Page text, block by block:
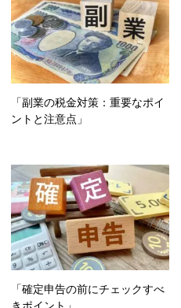
「副業の税金対策：重要なポイ
ントと注意点」
「確定申告の前にチェックすべ